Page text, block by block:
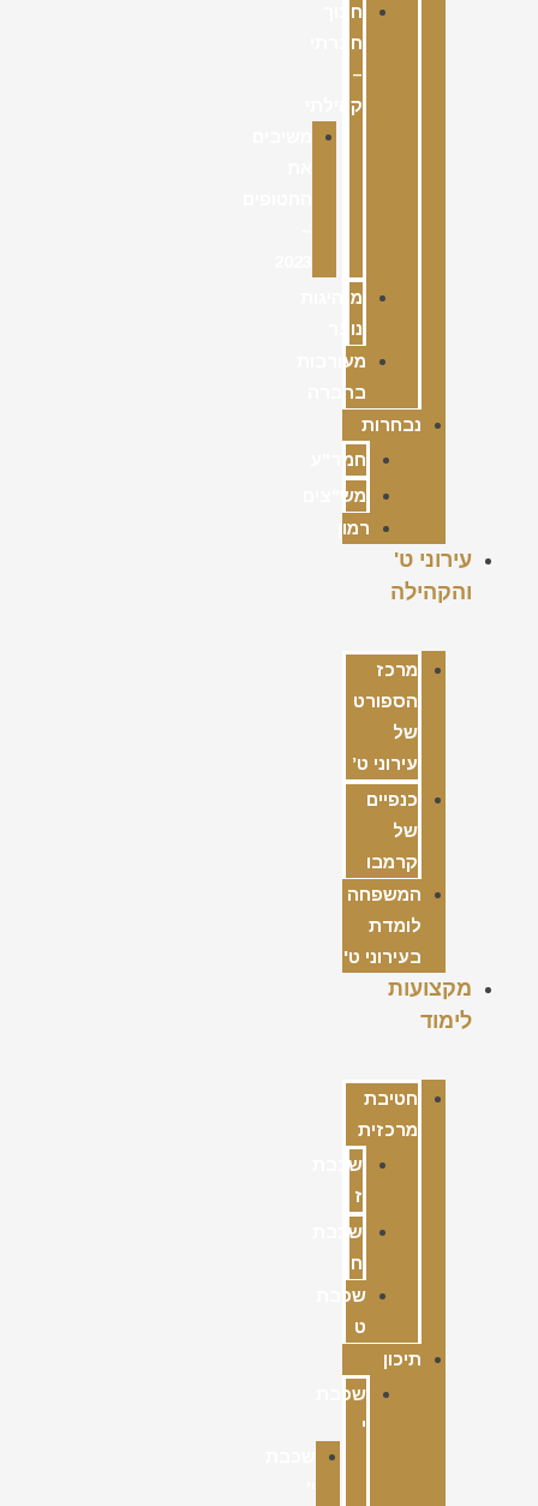
חינוך
חברתי
–
קהילתי
מנהיגות
נוער
מעורבות
בחברה
נבחרות
חמד"ע
מש"צים
רמון
עירוני ט'
והקהילה
מרכז
הספורט
של
עירוני ט’
כנפיים
של
קרמבו
המשפחה
לומדת
בעירוני ט'
מקצועות
לימוד
חטיבת
מרכזית
שכבת
ז
שכבת
ח
שכבת
ט
תיכון
שכבת
י